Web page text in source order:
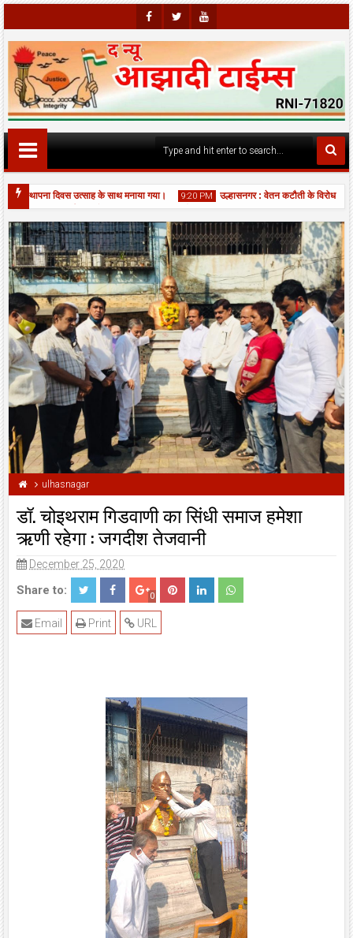
Faceb
Ook
Twitte
R
Youtu
Be
स्थापना दिवस उत्साह के साथ मनाया गया। 9:20 PM
06 Aug
2026
उल्हासनगर : वेतन कटौती के विरोध में सफाई
एकादशी पर बिर्ला मंदिर में भव्य महाआरती, श्रद्धालुओं की उमड़ी भीड़।
ulhasnagar
डॉ. चोइथराम गिडवाणी का सिंधी समाज हमेशा
ऋणी रहेगा : जगदीश तेजवानी
December 25, 2020
Share to: 0
URL
Print
Email